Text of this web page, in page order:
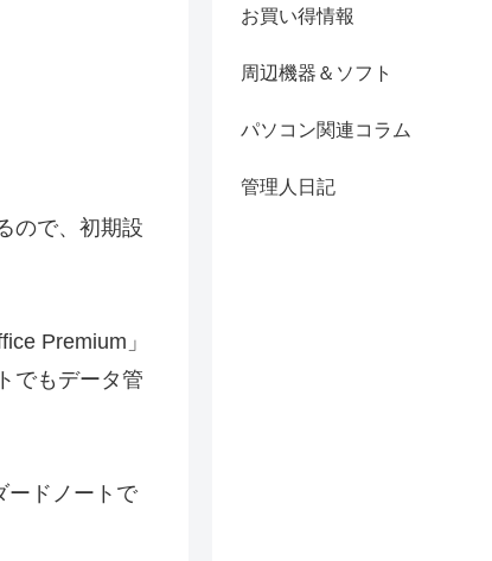
ので、初期設
Premium」
でもデータ管
ードノートで
お買い得情報
周辺機器＆ソフト
パソコン関連コラム
管理人日記